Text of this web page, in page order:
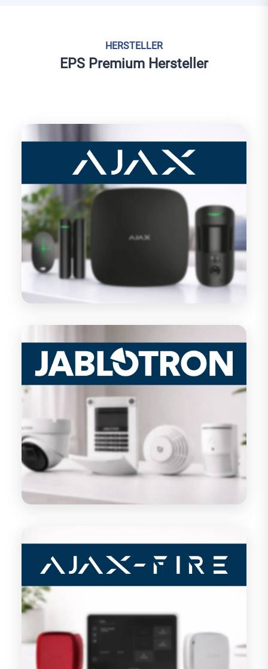
HERSTELLER
EPS Premium Hersteller
Jablotron